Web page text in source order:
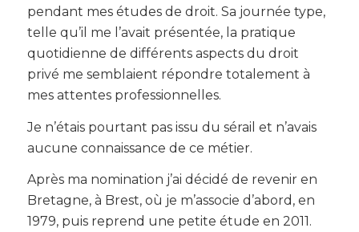
pendant mes études de droit. Sa journée type,
telle qu’il me l’avait présentée, la pratique
quotidienne de différents aspects du droit
privé me semblaient répondre totalement à
mes attentes professionnelles.
Je n’étais pourtant pas issu du sérail et n’avais
aucune connaissance de ce métier.
Après ma nomination j’ai décidé de revenir en
Bretagne, à Brest, où je m’associe d’abord, en
1979, puis reprend une petite étude en 2011.